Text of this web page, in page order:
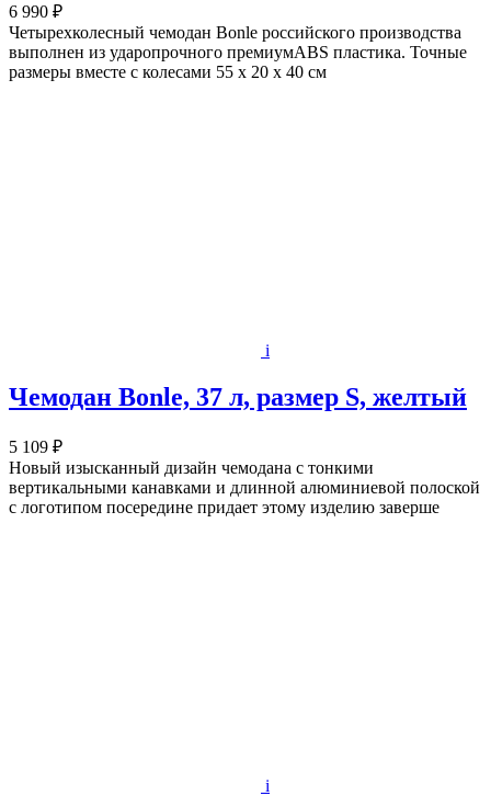
6 990 ₽
Четырехколесный чемодан Bonle российского производства
выполнен из ударопрочного премиумABS пластика. Точные
размеры вместе с колесами 55 х 20 х 40 см
i
Чемодан Bonle, 37 л, размер S, желтый
5 109 ₽
Новый изысканный дизайн чемодана с тонкими
вертикальными канавками и длинной алюминиевой полоской
с логотипом посередине придает этому изделию заверше
i